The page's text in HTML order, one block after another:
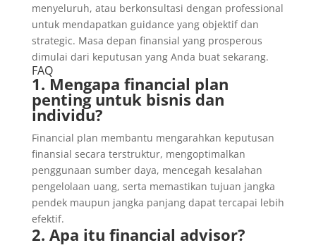
menyeluruh, atau berkonsultasi dengan professional
untuk mendapatkan guidance yang objektif dan
strategic. Masa depan finansial yang prosperous
dimulai dari keputusan yang Anda buat sekarang.
FAQ
1. Mengapa financial plan
penting untuk bisnis dan
individu?
Financial plan membantu mengarahkan keputusan
finansial secara terstruktur, mengoptimalkan
penggunaan sumber daya, mencegah kesalahan
pengelolaan uang, serta memastikan tujuan jangka
pendek maupun jangka panjang dapat tercapai lebih
efektif.
2. Apa itu financial advisor?